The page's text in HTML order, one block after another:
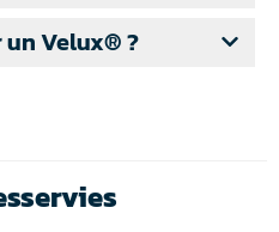
Velux® ?